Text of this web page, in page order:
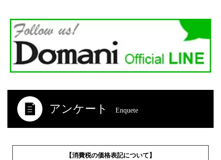
アンケート Enquete
【消費税の価格表記について】